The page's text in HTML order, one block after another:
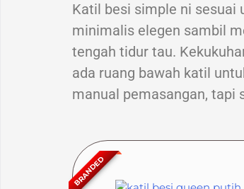
Katil besi simple ni sesuai
minimalis elegen sambil
tengah tidur tau.
ada ruang bawah katil
manual pemasangan, tapi
BRANDED